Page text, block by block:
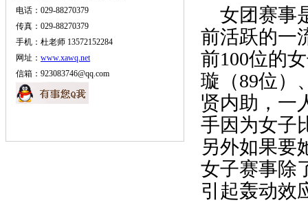
电话：029-88270379
传真：029-88270379
手机：杜老师 13572152284
网址： www.xawq.net
信箱：923083746@qq.com
女团赛事
前活跃的一
前100位的
璇（89位）
贤内助，一
手因为女子
另外如果要
女子赛事除
引起轰动效